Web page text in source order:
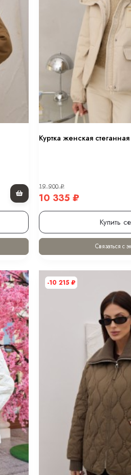
Куртка женская
19 900₽
10 335₽
Купить
Связаться с
-10 215₽